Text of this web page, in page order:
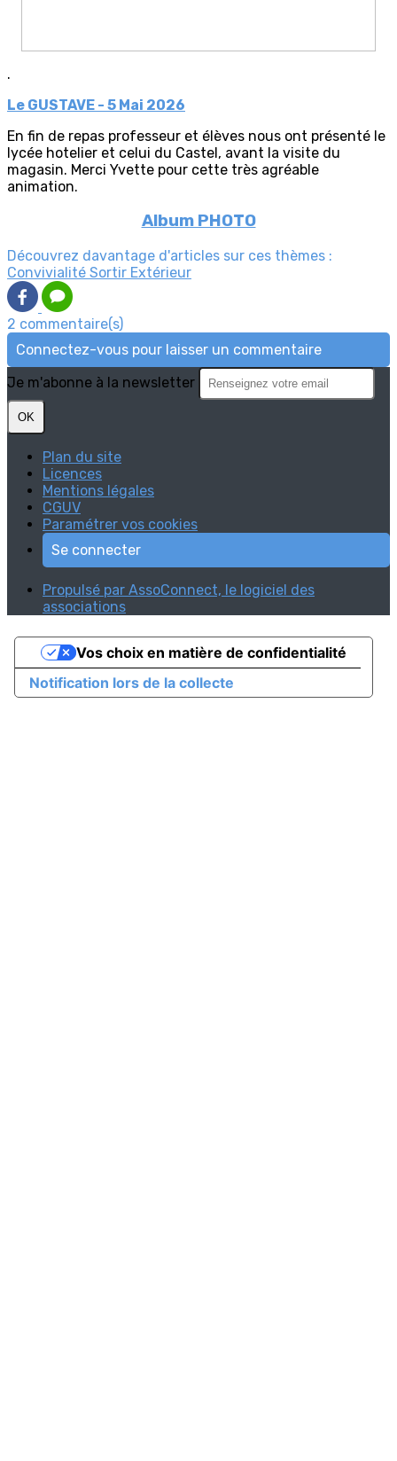
.
Le GUSTAVE - 5 Mai 2026
En fin de repas professeur et élèves nous ont présenté le
lycée hotelier et celui du Castel, avant la visite du
magasin. Merci Yvette pour cette très agréable
animation.
Album PHOTO
Découvrez davantage d'articles sur ces thèmes :
Convivialité Sortir Extérieur
2 commentaire(s)
Connectez-vous pour laisser un commentaire
Je m'abonne à la newsletter
OK
Plan du site
Licences
Mentions légales
CGUV
Paramétrer vos cookies
Se connecter
Propulsé par AssoConnect, le logiciel des
associations
Notification lors de la collecte
Vos choix en matière de confidentialité